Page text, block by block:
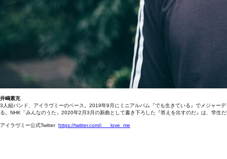
井嶋素充
3人組バンド、アイラヴミーのベース。2019年9月にミニアルバム『でも生きている』でメジャー
る。NHK「みんなのうた」2020年2月3月の新曲として書き下ろした『答えを出すのだ』は、学
アイラヴミー公式Twitter https://twitter.com/i___love_me